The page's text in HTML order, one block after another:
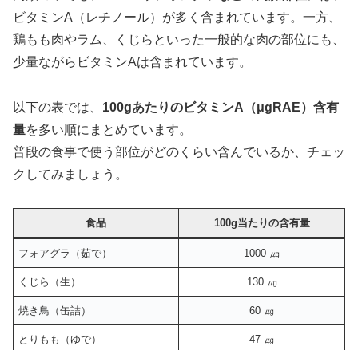
ビタミンA（レチノール）が多く含まれています。一方、
鶏もも肉やラム、くじらといった一般的な肉の部位にも、
少量ながらビタミンAは含まれています。
以下の表では、 100gあたりのビタミンA（μgRAE）含有
量を多い順にまとめています。
普段の食事で使う部位がどのくらい含んでいるか、チェッ
クしてみましょう。
食品 100g当たりの含有量
フォアグラ（茹で） 1000 ㎍
くじら（生） 130 ㎍
焼き鳥（缶詰） 60 ㎍
とりもも（ゆで） 47 ㎍